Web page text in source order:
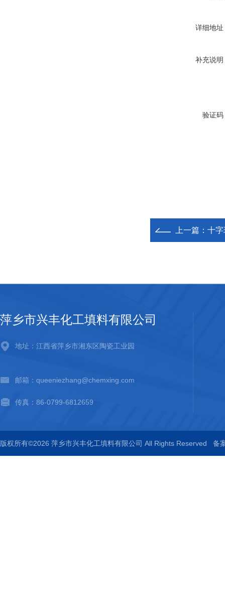
详细地址
补充说明
验证码
上一篇： 十字
萍乡市兴丰化工填料有限公司
地址：江西省萍乡市湘东区陶瓷工业园
邮箱：queeniezhang@chemxing.com
传真：86-0799-6812659
版权所有©2026 萍乡市兴丰化工填料有限公司 All Rights Reserved 备